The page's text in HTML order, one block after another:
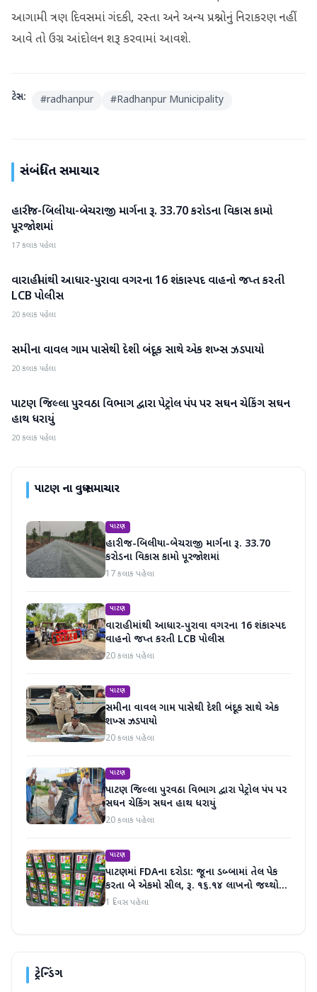
આગામી ત્રણ દિવસમાં ગંદકી, રસ્તા અને અન્ય પ્રશ્નોનું નિરાકરણ નહીં
આવે તો ઉગ્ર આંદોલન શરૂ કરવામાં આવશે.
ટેગ્સ: #radhanpur #Radhanpur Municipality
સંબંધિત સમાચાર
પાટણ
હારીજ-બિલીયા-બેચરાજી માર્ગના રૂ. 33.70 કરોડના વિકાસ કામો
પૂરજોશમાં
17 કલાક પહેલા
પાટણ
વારાહીમાંથી આધાર-પુરાવા વગરના 16 શંકાસ્પદ વાહનો જપ્ત કરતી
LCB પોલીસ
20 કલાક પહેલા
પાટણ
સમીના વાવલ ગામ પાસેથી દેશી બંદૂક સાથે એક શખ્સ ઝડપાયો
20 કલાક પહેલા
પાટણ
પાટણ જિલ્લા પુરવઠા વિભાગ દ્વારા પેટ્રોલ પંપ પર સઘન ચેકિંગ સઘન
હાથ ધરાયું
20 કલાક પહેલા
પાટણના વધુ સમાચાર
પાટણ
હારીજ-બિલીયા-બેચરાજી માર્ગના રૂ. 33.70
કરોડના વિકાસ કામો પૂરજોશમાં
17 કલાક પહેલા
પાટણ
વારાહીમાંથી આધાર-પુરાવા વગરના 16 શંકાસ્પદ
વાહનો જપ્ત કરતી LCB પોલીસ
20 કલાક પહેલા
પાટણ
સમીના વાવલ ગામ પાસેથી દેશી બંદૂક સાથે એક
શખ્સ ઝડપાયો
20 કલાક પહેલા
પાટણ
પાટણ જિલ્લા પુરવઠા વિભાગ દ્વારા પેટ્રોલ પંપ પર
સઘન ચેકિંગ સઘન હાથ ધરાયું
20 કલાક પહેલા
પાટણ
પાટણમાં FDAના દરોડા: જૂના ડબ્બામાં તેલ પેક
કરતા બે એકમો સીલ, રૂ. ૧૬.૧૪ લાખનો જથ્થો
જપ્ત
1 દિવસ પહેલા
ટ્રેન્ડિંગ